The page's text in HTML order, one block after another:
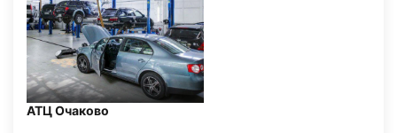
АТЦ Очаково